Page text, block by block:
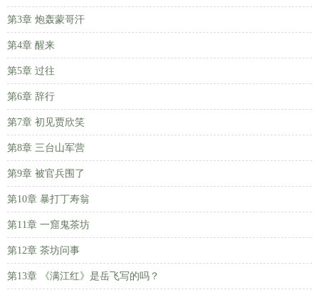
第3章 炮轰蒙哥汗
第4章 醒来
第5章 过往
第6章 辞行
第7章 初见贾欣笑
第8章 三台山军营
第9章 被官兵围了
第10章 暴打丁寿翁
第11章 一窟鬼茶坊
第12章 茶坊问事
第13章 《满江红》是岳飞写的吗？